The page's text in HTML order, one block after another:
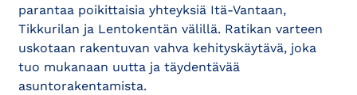
parantaa poikittaisia yhteyksiä Itä-Vantaan,
Tikkurilan ja Lentokentän välillä. Ratikan varteen
uskotaan rakentuvan vahva kehityskäytävä, joka
tuo mukanaan uutta ja täydentävää
asuntorakentamista.